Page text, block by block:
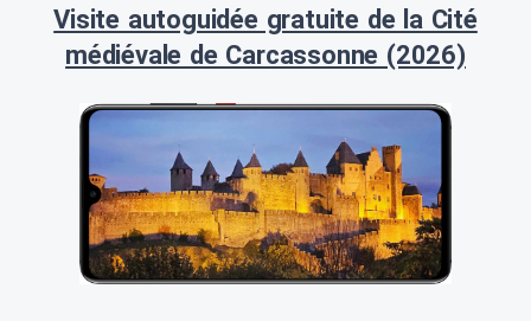
Visite autoguidée gratuite de la Cité
médiévale de Carcassonne (2026)